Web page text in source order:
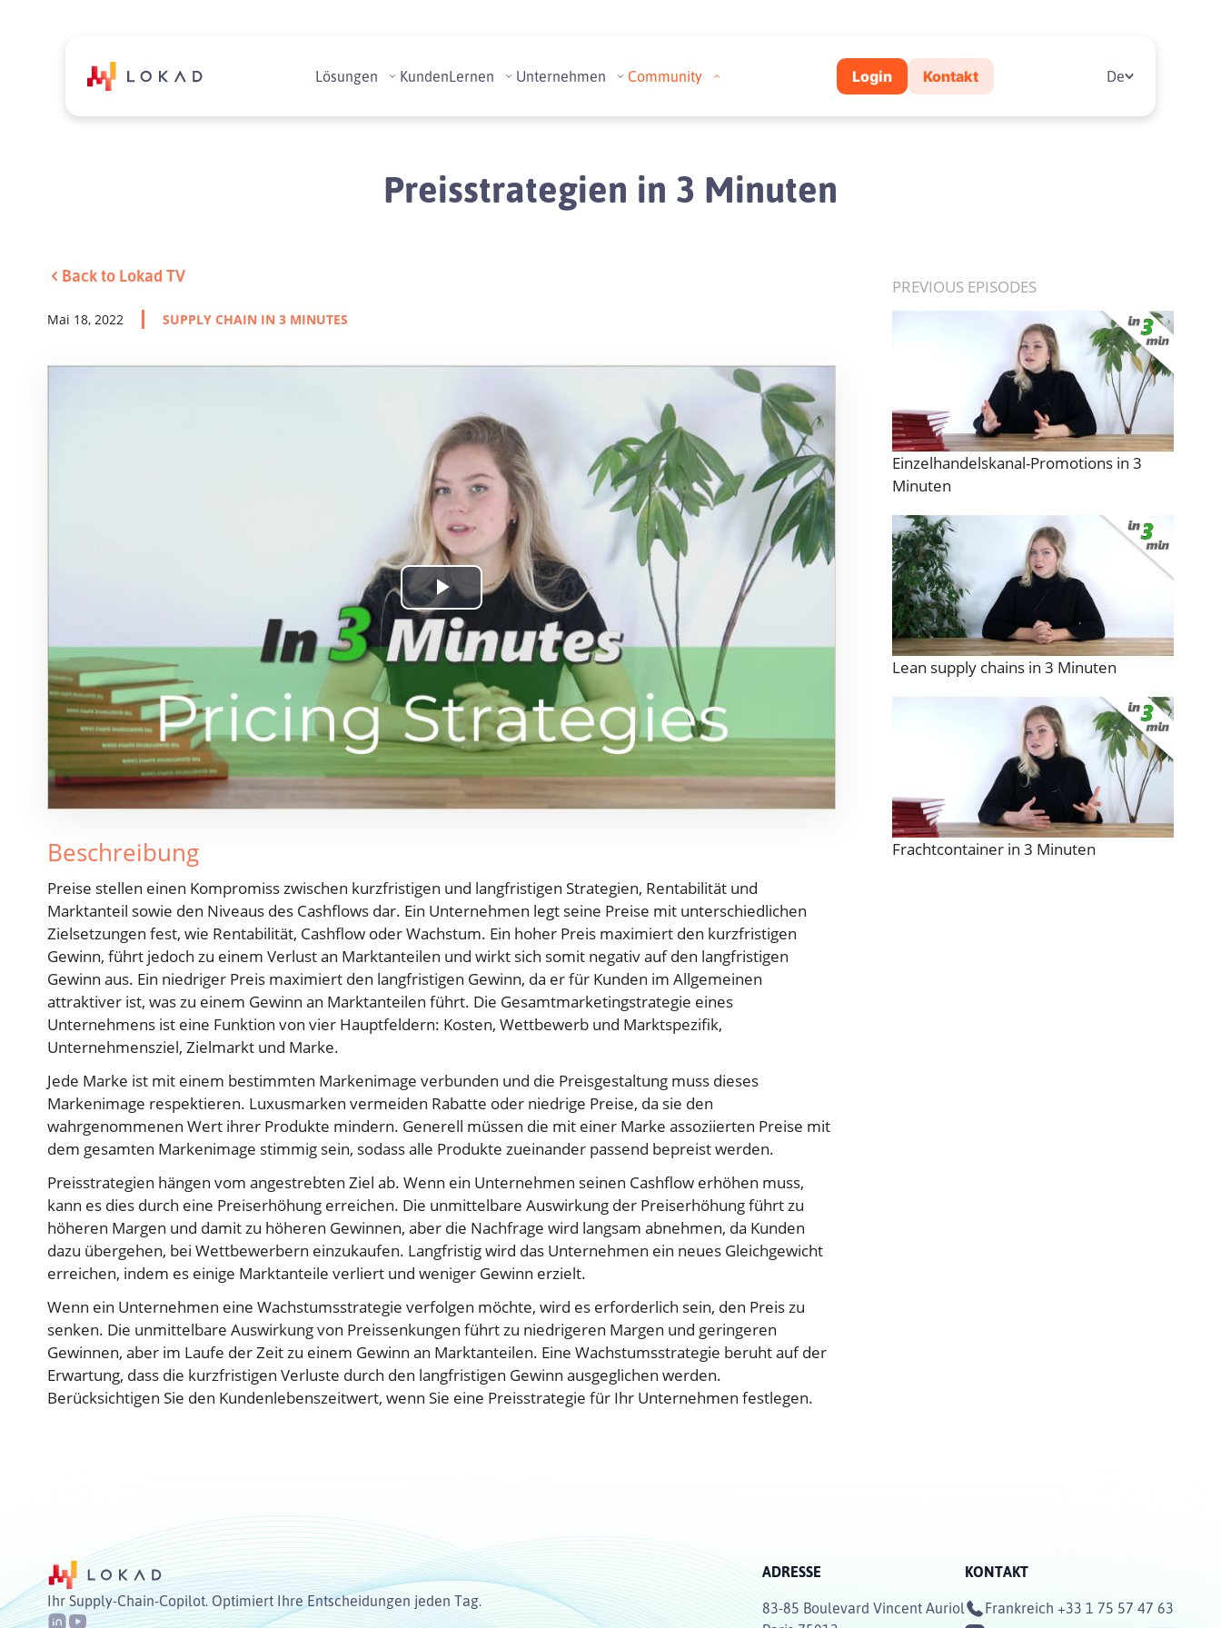
Lösungen KundenLernen Unternehmen Community Login Kontakt De
Preisstrategien in 3 Minuten
Back to Lokad TV
Mai 18, 2022 SUPPLY CHAIN IN 3 MINUTES
Play
Video
Beschreibung
Preise stellen einen Kompromiss zwischen kurzfristigen und langfristigen Strategien, Rentabilität und
Marktanteil sowie den Niveaus des Cashflows dar. Ein Unternehmen legt seine Preise mit unterschiedlichen
Zielsetzungen fest, wie Rentabilität, Cashflow oder Wachstum. Ein hoher Preis maximiert den kurzfristigen
Gewinn, führt jedoch zu einem Verlust an Marktanteilen und wirkt sich somit negativ auf den langfristigen
Gewinn aus. Ein niedriger Preis maximiert den langfristigen Gewinn, da er für Kunden im Allgemeinen
attraktiver ist, was zu einem Gewinn an Marktanteilen führt. Die Gesamtmarketingstrategie eines
Unternehmens ist eine Funktion von vier Hauptfeldern: Kosten, Wettbewerb und Marktspezifik,
Unternehmensziel, Zielmarkt und Marke.
Jede Marke ist mit einem bestimmten Markenimage verbunden und die Preisgestaltung muss dieses
Markenimage respektieren. Luxusmarken vermeiden Rabatte oder niedrige Preise, da sie den
wahrgenommenen Wert ihrer Produkte mindern. Generell müssen die mit einer Marke assoziierten Preise mit
dem gesamten Markenimage stimmig sein, sodass alle Produkte zueinander passend bepreist werden.
Preisstrategien hängen vom angestrebten Ziel ab. Wenn ein Unternehmen seinen Cashflow erhöhen muss,
kann es dies durch eine Preiserhöhung erreichen. Die unmittelbare Auswirkung der Preiserhöhung führt zu
höheren Margen und damit zu höheren Gewinnen, aber die Nachfrage wird langsam abnehmen, da Kunden
dazu übergehen, bei Wettbewerbern einzukaufen. Langfristig wird das Unternehmen ein neues Gleichgewicht
erreichen, indem es einige Marktanteile verliert und weniger Gewinn erzielt.
Wenn ein Unternehmen eine Wachstumsstrategie verfolgen möchte, wird es erforderlich sein, den Preis zu
senken. Die unmittelbare Auswirkung von Preissenkungen führt zu niedrigeren Margen und geringeren
Gewinnen, aber im Laufe der Zeit zu einem Gewinn an Marktanteilen. Eine Wachstumsstrategie beruht auf der
Erwartung, dass die kurzfristigen Verluste durch den langfristigen Gewinn ausgeglichen werden.
Berücksichtigen Sie den Kundenlebenszeitwert, wenn Sie eine Preisstrategie für Ihr Unternehmen festlegen.
PREVIOUS EPISODES
Einzelhandelskanal-Promotions in 3
Minuten
Lean supply chains in 3 Minuten
Frachtcontainer in 3 Minuten
Ihr Supply-Chain-Copilot. Optimiert Ihre Entscheidungen jeden Tag.
ADRESSE
83-85 Boulevard Vincent Auriol
KONTAKT
Frankreich +33 1 75 57 47 63